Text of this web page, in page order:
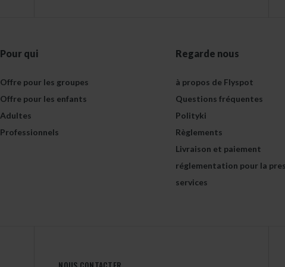
Pour qui
Offre pour les groupes
Offre pour les enfants
Adultes
Professionnels
Regarde nous
à propos de Flyspot
Questions fréquentes
Polityki
Règlements
Livraison et paiement
réglementation pour la
services